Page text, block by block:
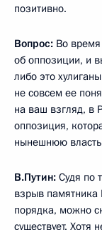
позитивно.
Вопрос: Во
об оппозиции, и
либо это
не совсем ее
на ваш взгляд, в
оппозиция,
нынешнюю
В.Путин: Судя по
взрыв
порядка, можно
существует. Хотя